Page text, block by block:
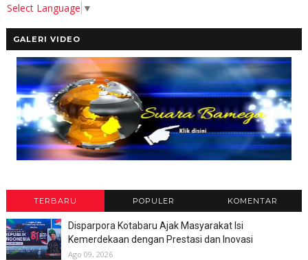
Select Language ▼
GALERI VIDEO
TERBARU POPULER KOMENTAR
Disparpora Kotabaru Ajak Masyarakat Isi
Kemerdekaan dengan Prestasi dan Inovasi
Ago 09, 2026